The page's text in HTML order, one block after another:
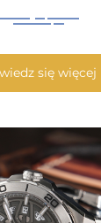
się więcej